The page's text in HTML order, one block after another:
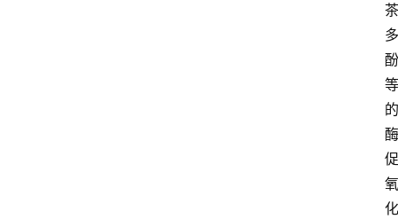
茶
多
酚
等
的
酶
促
氧
化